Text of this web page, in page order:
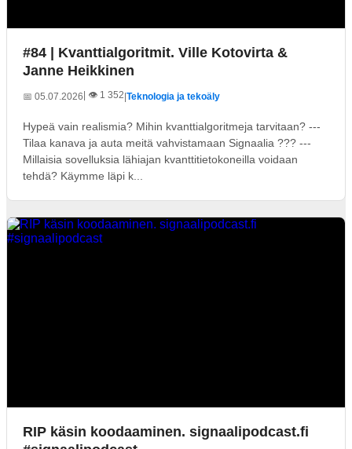
#84 | Kvanttialgoritmit. Ville Kotovirta &
Janne Heikkinen
📅 05.07.2026 | 👁️ 1 352|Teknologia ja tekoäly
Hypeä vain realismia? Mihin kvanttialgoritmeja tarvitaan? ---
Tilaa kanava ja auta meitä vahvistamaan Signaalia ??? ---
Millaisia sovelluksia lähiajan kvanttitietokoneilla voidaan
tehdä? Käymme läpi k...
RIP käsin koodaaminen. signaalipodcast.fi